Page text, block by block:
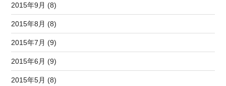
2015年9月 (8)
2015年8月 (8)
2015年7月 (9)
2015年6月 (9)
2015年5月 (8)